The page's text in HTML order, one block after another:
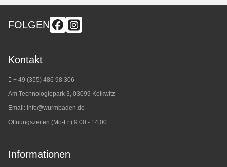
FOLGEN
Kontakt
+ 49 (355) 486 98 306
Am Technologiepark 3, 03099 Kolkwitz
Email: info@wurmbaden.de
Öffnungszeiten (Mo-Fr.) 9:00 - 14:00
Informationen